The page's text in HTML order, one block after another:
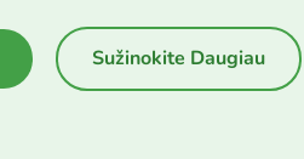
Sužinokite Daugiau